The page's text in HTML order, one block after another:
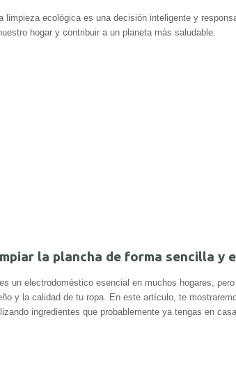
limpieza ecológica es una decisión inteligente y
hogar y contribuir a un planeta más saludable.
la plancha de forma sencilla y
un electrodoméstico esencial en muchos hogares,
y la calidad de tu ropa. En este artículo, te
ingredientes que probablemente ya tengas en casa.